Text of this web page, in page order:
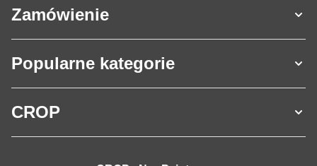
Zamówienie
Popularne kategorie
CROP